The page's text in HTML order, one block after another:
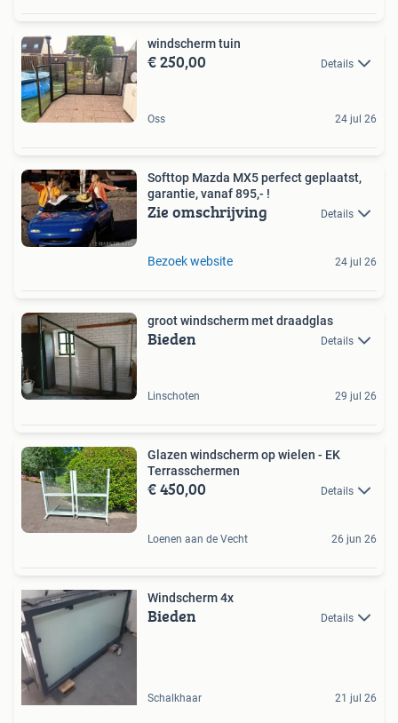
windscherm tuin
€ 250,00 Details
Oss 24 jul 26
Softtop Mazda MX5 perfect geplaatst,
garantie, vanaf 895,- !
Zie omschrijving Details
Bezoek website 24 jul 26
groot windscherm met draadglas
Bieden Details
Linschoten 29 jul 26
Glazen windscherm op wielen - EK
Terrasschermen
€ 450,00 Details
Loenen aan de Vecht 26 jun 26
Windscherm 4x
Bieden Details
Schalkhaar 21 jul 26